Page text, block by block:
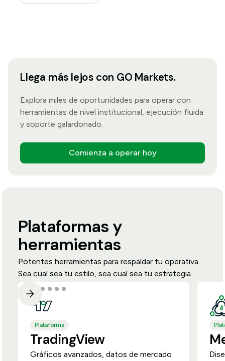
Llega más lejos con GO Markets.
Explora miles de oportunidades para operar con
herramientas de nivel institucional, ejecución fluida
y soporte galardonado.
Comienza a operar hoy
Plataformas y
herramientas
Potentes herramientas para respaldar tu operativa.
Sea cual sea tu estilo, sea cual sea tu estrategia.
Plataforma
TradingView
Gráficos avanzados, datos de mercado